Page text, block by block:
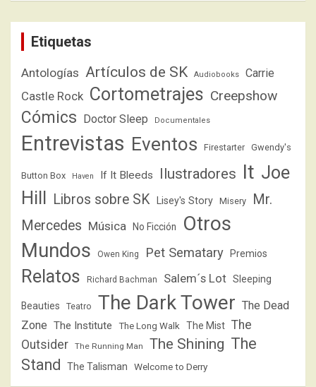
Etiquetas
Antologías Artículos de SK Audiobooks Carrie
Castle Rock Cortometrajes Creepshow
Cómics Doctor Sleep Documentales
Entrevistas Eventos Firestarter Gwendy's
Button Box Haven If It Bleeds Ilustradores It Joe
Hill
Libros sobre SK Lisey's Story Misery
Mr.
Mercedes Música No Ficción
Otros
Mundos
Owen King Pet Sematary Premios
Relatos Richard Bachman Salem´s Lot Sleeping
Beauties Teatro The Dark Tower The Dead
Zone The Institute The Long Walk The Mist The
Outsider
The Running Man The Shining The
Stand
The Talisman Welcome to Derry